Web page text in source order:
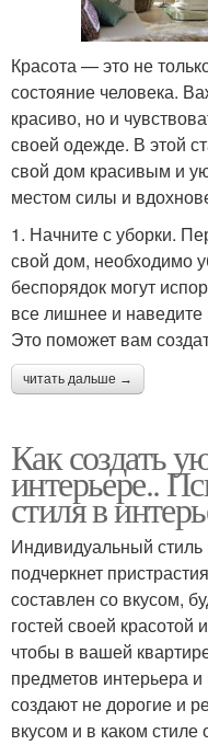
Красота — это не
состояние человека.
красиво, но и
своей одежде. В этой
свой дом красивым и
местом силы и
1. Начните с уборки.
свой дом, необходимо
беспорядок могут
все лишнее и
Это поможет вам
читать дальше →
Как создать
интерьере..
стиля в
Индивидуальный стиль
подчеркнет
составлен со вкусом,
гостей своей красотой
чтобы в вашей
предметов интерьера
создают не дорогие и
вкусом и в каком